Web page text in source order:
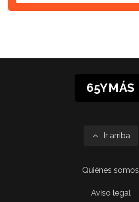
65YMÁS
Ir arriba
Quiénes somos
Aviso legal